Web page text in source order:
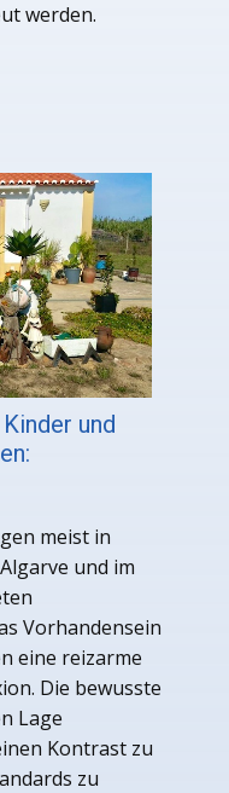
werden.
und
meist in
und im
Vorhandensein
eine reizarme
Die bewusste
Lage
Kontrast zu
zu